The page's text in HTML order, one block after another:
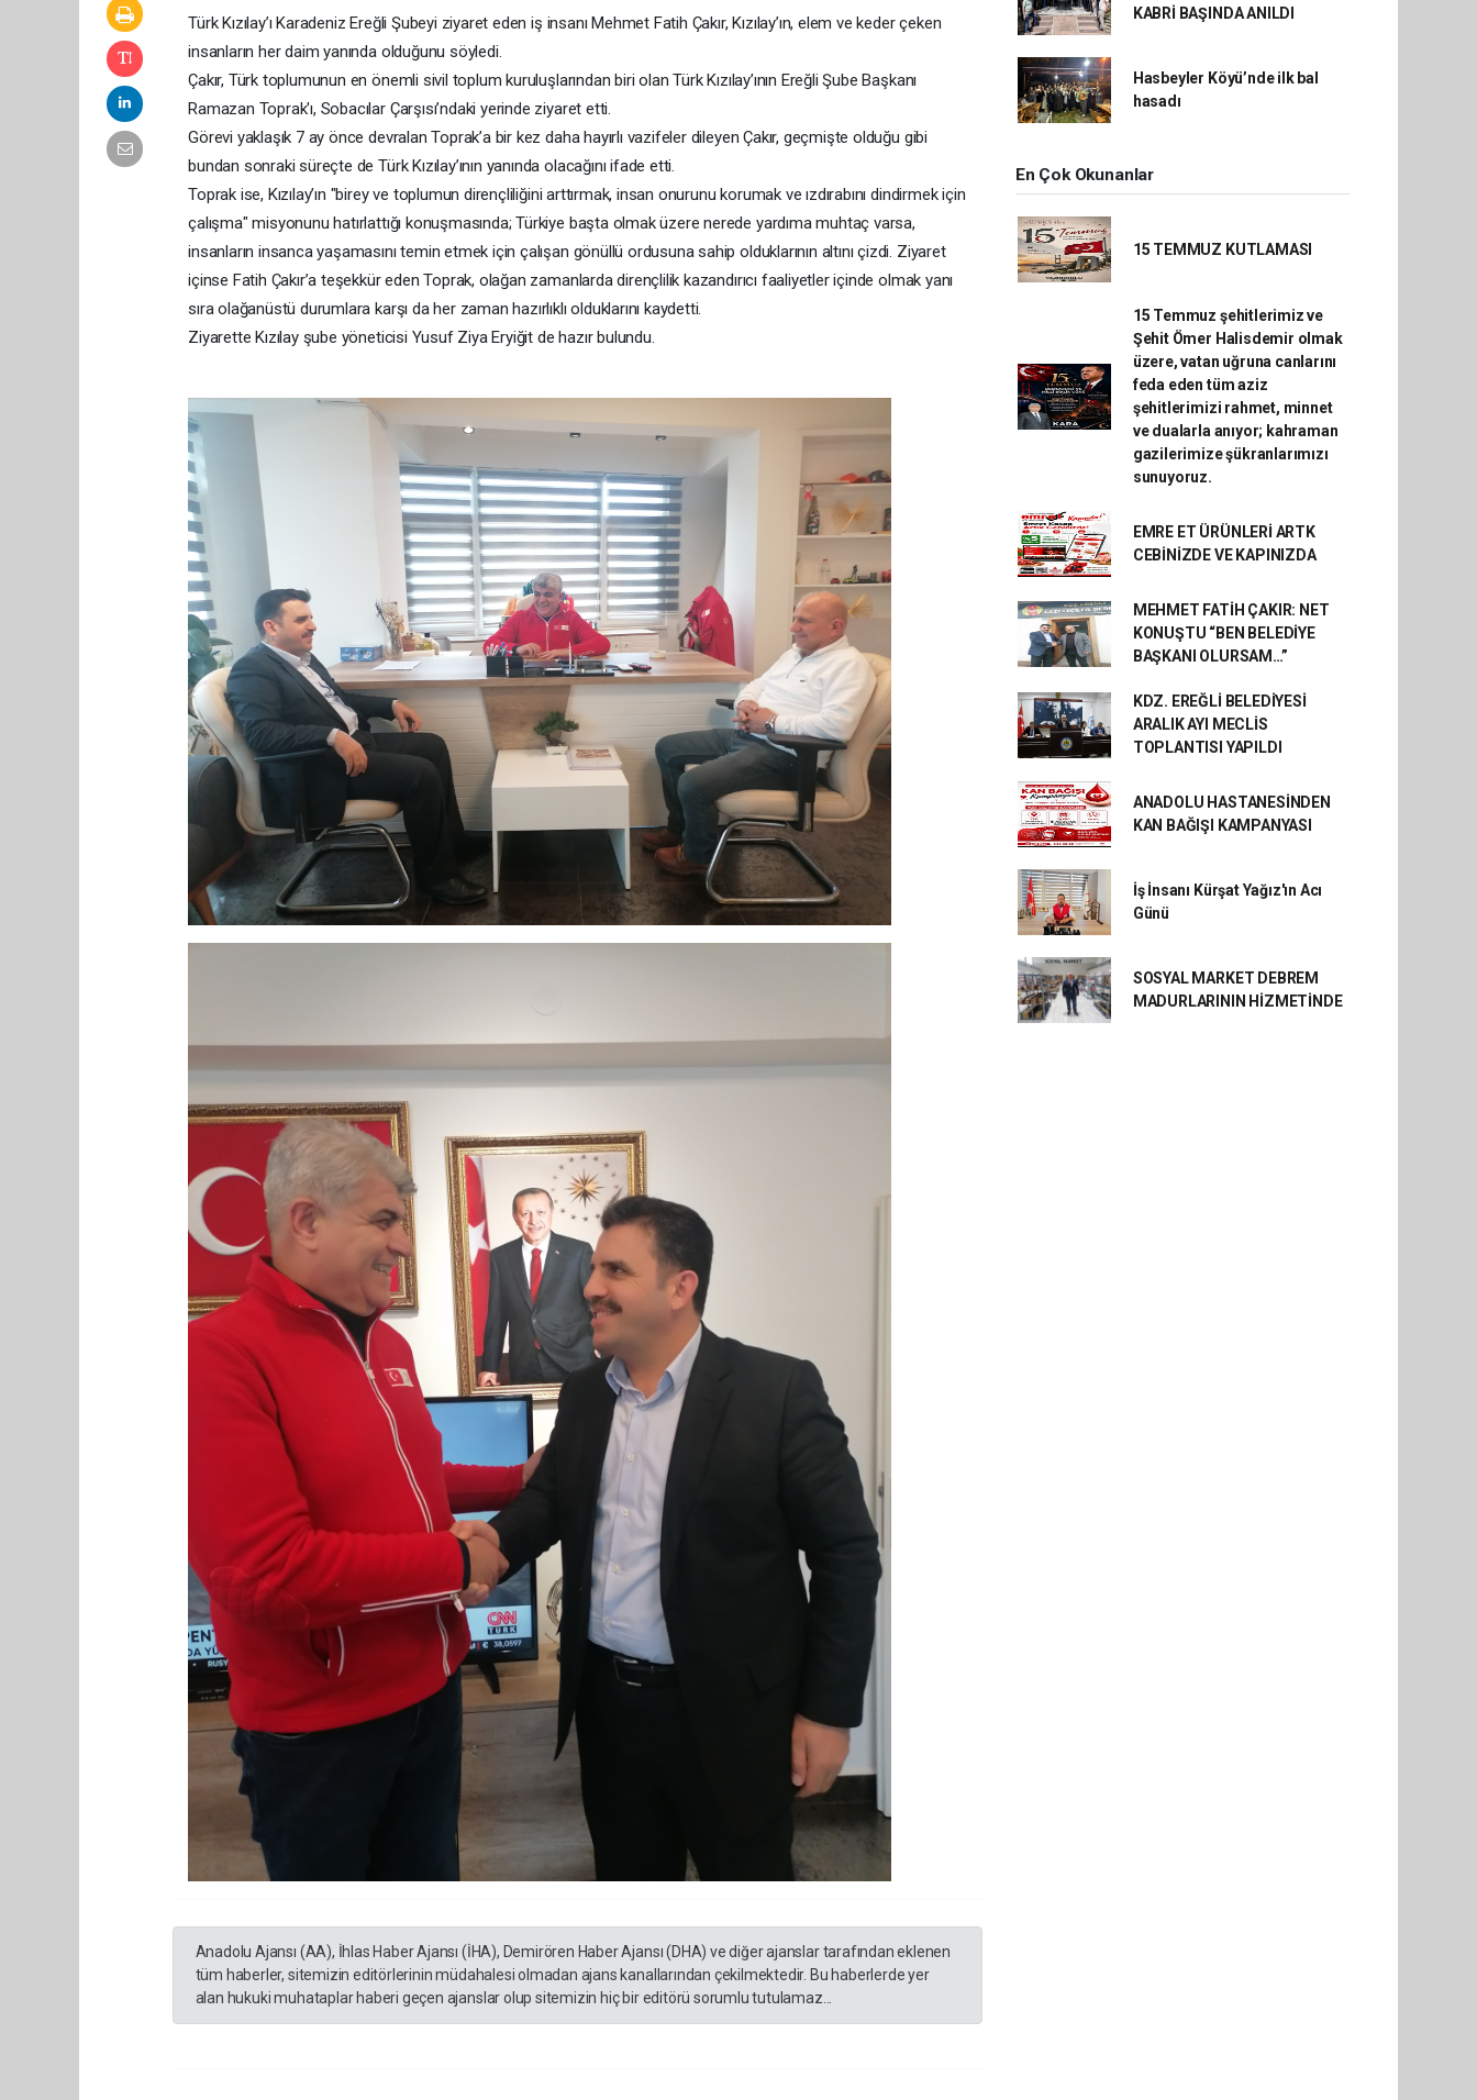
Türk Kızılay’ı Karadeniz Ereğli Şubeyi ziyaret eden iş insanı Mehmet Fatih Çakır, Kızılay’ın, elem ve keder çeken
insanların her daim yanında olduğunu söyledi.
Çakır, Türk toplumunun en önemli sivil toplum kuruluşlarından biri olan Türk Kızılay’ının Ereğli Şube Başkanı
Ramazan Toprak'ı, Sobacılar Çarşısı’ndaki yerinde ziyaret etti.
Görevi yaklaşık 7 ay önce devralan Toprak’a bir kez daha hayırlı vazifeler dileyen Çakır, geçmişte olduğu gibi
bundan sonraki süreçte de Türk Kızılay’ının yanında olacağını ifade etti.
Toprak ise, Kızılay’ın "birey ve toplumun dirençliliğini arttırmak, insan onurunu korumak ve ızdırabını dindirmek için
çalışma" misyonunu hatırlattığı konuşmasında; Türkiye başta olmak üzere nerede yardıma muhtaç varsa,
insanların insanca yaşamasını temin etmek için çalışan gönüllü ordusuna sahip olduklarının altını çizdi. Ziyaret
içinse Fatih Çakır’a teşekkür eden Toprak, olağan zamanlarda dirençlilik kazandırıcı faaliyetler içinde olmak yanı
sıra olağanüstü durumlara karşı da her zaman hazırlıklı olduklarını kaydetti.
Ziyarette Kızılay şube yöneticisi Yusuf Ziya Eryiğit de hazır bulundu.
Anadolu Ajansı (AA), İhlas Haber Ajansı (İHA), Demirören Haber Ajansı (DHA) ve diğer ajanslar tarafından eklenen
tüm haberler, sitemizin editörlerinin müdahalesi olmadan ajans kanallarından çekilmektedir. Bu haberlerde yer
alan hukuki muhataplar haberi geçen ajanslar olup sitemizin hiç bir editörü sorumlu tutulamaz...
KABRİ BAŞINDA ANILDI
Hasbeyler Köyü’nde ilk bal
hasadı
En Çok Okunanlar
15 TEMMUZ KUTLAMASI
15 Temmuz şehitlerimiz ve
Şehit Ömer Halisdemir olmak
üzere, vatan uğruna canlarını
feda eden tüm aziz
şehitlerimizi rahmet, minnet
ve dualarla anıyor; kahraman
gazilerimize şükranlarımızı
sunuyoruz.
EMRE ET ÜRÜNLERİ ARTK
CEBİNİZDE VE KAPINIZDA
MEHMET FATİH ÇAKIR: NET
KONUŞTU “BEN BELEDİYE
BAŞKANI OLURSAM…”
KDZ. EREĞLİ BELEDİYESİ
ARALIK AYI MECLİS
TOPLANTISI YAPILDI
ANADOLU HASTANESİNDEN
KAN BAĞIŞI KAMPANYASI
İş İnsanı Kürşat Yağız'ın Acı
Günü
SOSYAL MARKET DEBREM
MADURLARININ HİZMETİNDE